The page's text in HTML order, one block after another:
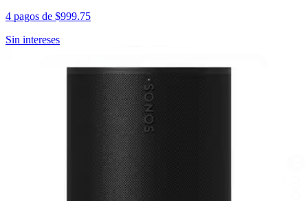
4 pagos de $999.75
Sin intereses
Audifonos Inalambricos Xiaomi Buds 5 Pro WiFi - Negro
Audifonos Inalambricos Razer Blackshark V2 Hyperspeed - Blanco